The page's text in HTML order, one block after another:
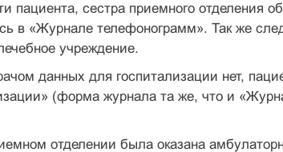
пациента, сестра приемного отделения
в «Журнале телефонограмм». Так же
учреждение.
данных для госпитализации нет,
(форма журнала та же, что и
отделении была оказана